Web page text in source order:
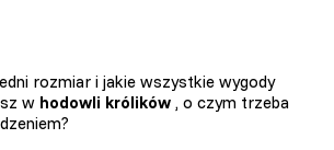
rozmiar i jakie wszystkie wygody
w hodowli królików , o czym trzeba